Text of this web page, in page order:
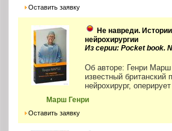
Оставить заявку
Не навреди.
нейрохирургии
Из серии: Pocket book.
Об авторе: Генри
известный британский
нейрохирург, оперирует
Марш Генри
Оставить заявку